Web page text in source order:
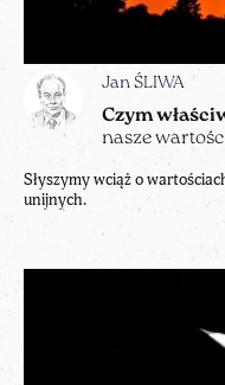
Jan ŚLIWA
Czym
nasze
Słyszymy wciąż o
unijnych.